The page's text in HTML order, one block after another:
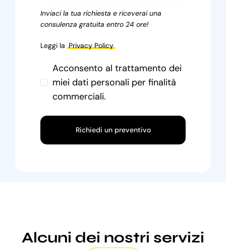
Inviaci la tua richiesta e riceverai una
consulenza gratuita entro 24 ore!
Leggi la Privacy Policy
Acconsento al trattamento dei
miei dati personali per finalità
commerciali.
Richiedi un preventivo
Alcuni dei nostri servizi